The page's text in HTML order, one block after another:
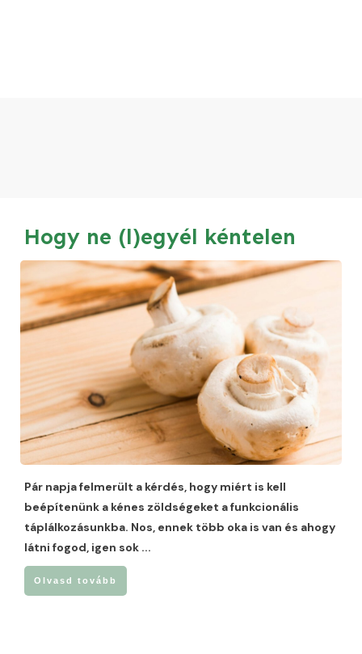
Hogy ne (l)egyél kéntelen
Pár napja felmerült a kérdés, hogy miért is kell
beépítenünk a kénes zöldségeket a funkcionális
táplálkozásunkba. Nos, ennek több oka is van és ahogy
látni fogod, igen sok ...
Olvasd tovább